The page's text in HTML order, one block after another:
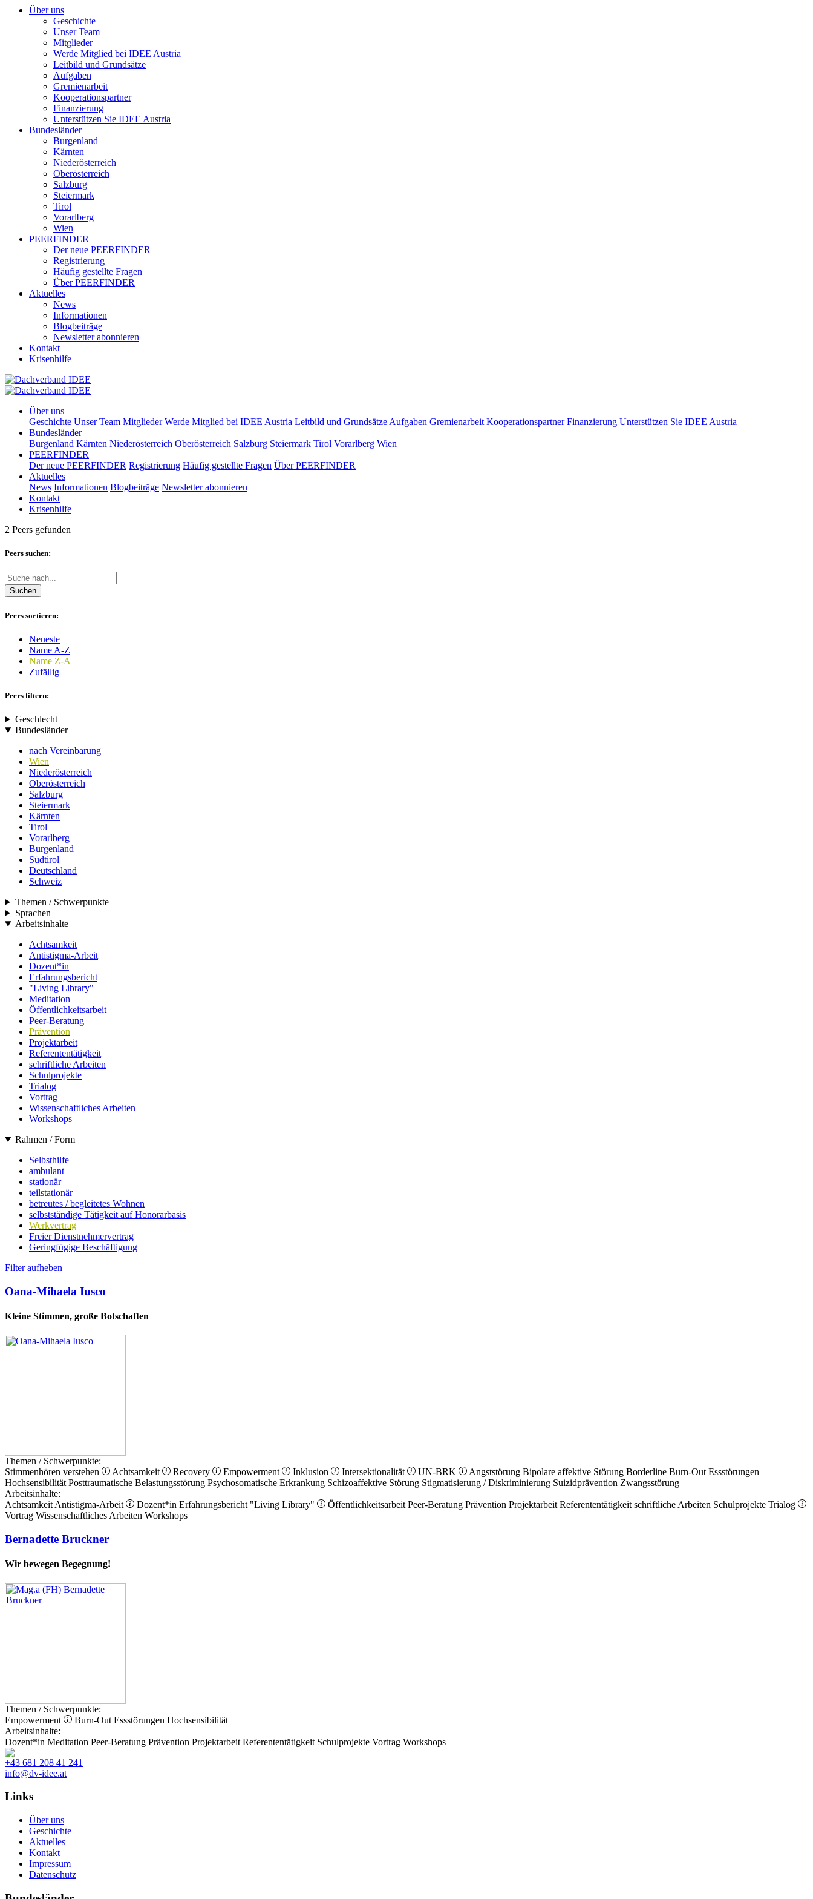
Über uns
Geschichte
Unser Team
Mitglieder
Werde Mitglied bei IDEE Austria
Leitbild und Grundsätze
Aufgaben
Gremienarbeit
Kooperationspartner
Finanzierung
Unterstützen Sie IDEE Austria
Bundesländer
Burgenland
Kärnten
Niederösterreich
Oberösterreich
Salzburg
Steiermark
Tirol
Vorarlberg
Wien
PEERFINDER
Der neue PEERFINDER
Registrierung
Häufig gestellte Fragen
Über PEERFINDER
Aktuelles
News
Informationen
Blogbeiträge
Newsletter abonnieren
Kontakt
Krisenhilfe
Über uns
Geschichte Unser Team Mitglieder Werde Mitglied bei IDEE Austria Leitbild und Grundsätze Aufgaben Gremienarbeit Kooperationspartner Finanzierung Unterstützen Sie IDEE Austria
Bundesländer
Burgenland Kärnten Niederösterreich Oberösterreich Salzburg Steiermark Tirol Vorarlberg Wien
PEERFINDER
Der neue PEERFINDER Registrierung Häufig gestellte Fragen Über PEERFINDER
Aktuelles
News Informationen Blogbeiträge Newsletter abonnieren
Kontakt
Krisenhilfe
2 Peers gefunden
Peers suchen:
Suchen
Peers sortieren:
Neueste
Name A-Z
Name Z-A
Zufällig
Peers filtern:
Geschlecht
Bundesländer
nach Vereinbarung
Wien
Niederösterreich
Oberösterreich
Salzburg
Steiermark
Kärnten
Tirol
Vorarlberg
Burgenland
Südtirol
Deutschland
Schweiz
Themen / Schwerpunkte
Sprachen
Arbeitsinhalte
Achtsamkeit
Antistigma-Arbeit
Dozent*in
Erfahrungsbericht
"Living Library"
Meditation
Öffentlichkeitsarbeit
Peer-Beratung
Prävention
Projektarbeit
Referententätigkeit
schriftliche Arbeiten
Schulprojekte
Trialog
Vortrag
Wissenschaftliches Arbeiten
Workshops
Rahmen / Form
Selbsthilfe
ambulant
stationär
teilstationär
betreutes / begleitetes Wohnen
selbstständige Tätigkeit auf Honorarbasis
Werkvertrag
Freier Dienstnehmervertrag
Geringfügige Beschäftigung
Filter aufheben
Oana-Mihaela Iusco
Kleine Stimmen, große Botschaften
Themen / Schwerpunkte:
Stimmenhören verstehen
Achtsamkeit Recovery Empowerment Inklusion Intersektionalität UN-BRK Angststörung Bipolare affektive Störung Borderline Burn-Out Essstörungen
Hochsensibilität Posttraumatische Belastungsstörung Psychosomatische Erkrankung Schizoaffektive Störung Stigmatisierung / Diskriminierung Suizidprävention Zwangsstörung
Arbeitsinhalte:
Achtsamkeit Antistigma-Arbeit Dozent*in Erfahrungsbericht "Living Library" Öffentlichkeitsarbeit Peer-Beratung Prävention Projektarbeit Referententätigkeit schriftliche Arbeiten Schulprojekte Trialog
Vortrag Wissenschaftliches Arbeiten Workshops
Bernadette Bruckner
Wir bewegen Begegnung!
Themen / Schwerpunkte:
Empowerment
Burn-Out Essstörungen Hochsensibilität
Arbeitsinhalte:
Dozent*in Meditation Peer-Beratung Prävention Projektarbeit Referententätigkeit Schulprojekte Vortrag Workshops
+43 681 208 41 241
info@dv-idee.at
Links
Über uns
Geschichte
Aktuelles
Kontakt
Impressum
Datenschutz